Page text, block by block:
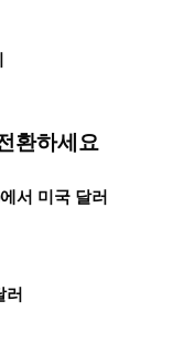
환하세요
서 미국 달러
러